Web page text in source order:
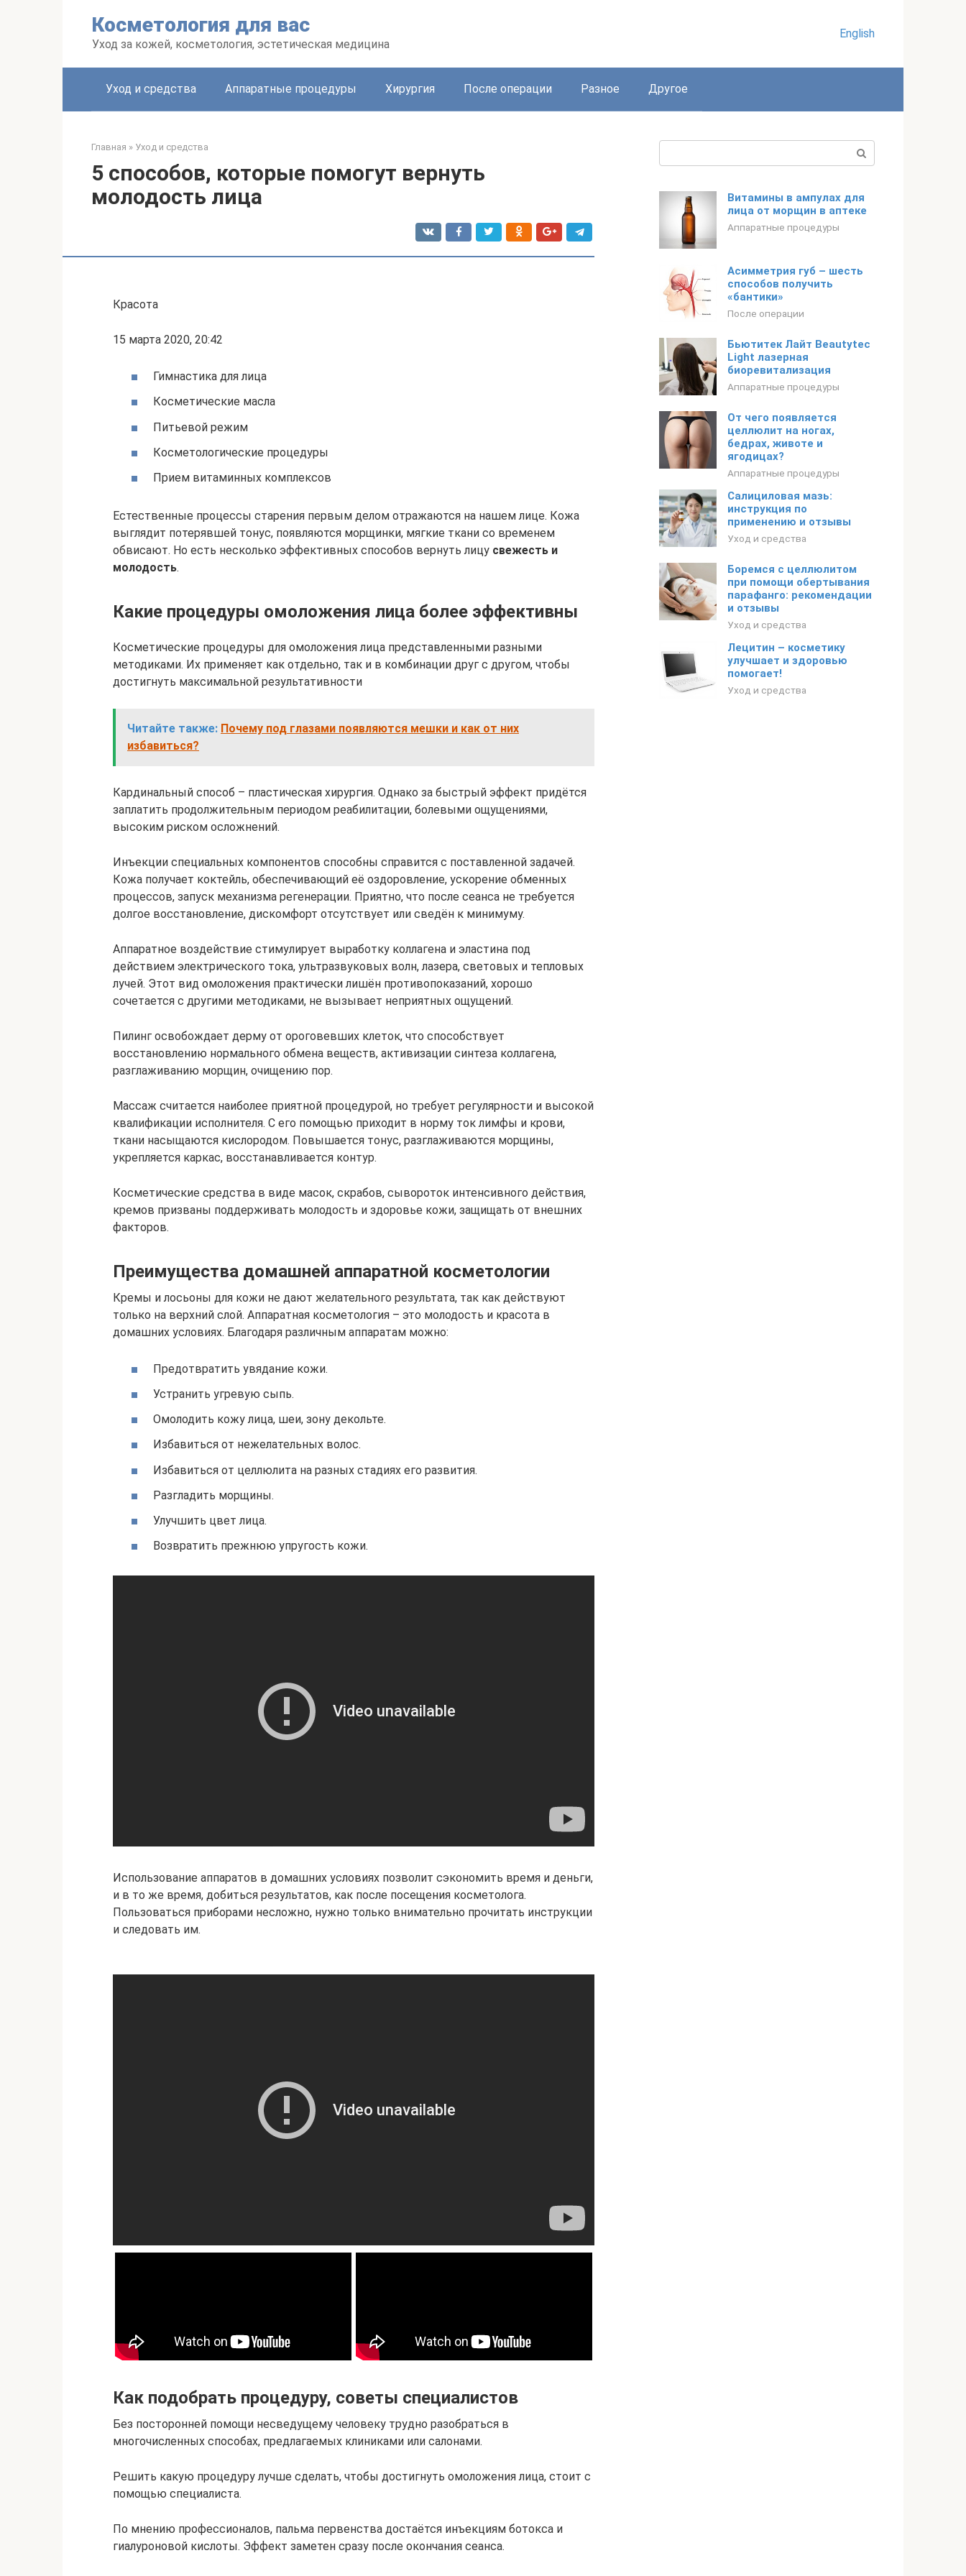
Косметология для вас
Уход за кожей, косметология, эстетическая медицина
English
Уход и средства Аппаратные процедуры Хирургия После операции Разное Другое
Главная » Уход и средства
5 способов, которые помогут вернуть
молодость лица
Красота
15 марта 2020, 20:42
Гимнастика для лица
Косметические масла
Питьевой режим
Косметологические процедуры
Прием витаминных комплексов
Естественные процессы старения первым делом отражаются на нашем лице. Кожа
выглядит потерявшей тонус, появляются морщинки, мягкие ткани со временем
обвисают. Но есть несколько эффективных способов вернуть лицу свежесть и
молодость.
Какие процедуры омоложения лица более эффективны
Косметические процедуры для омоложения лица представленными разными
методиками. Их применяет как отдельно, так и в комбинации друг с другом, чтобы
достигнуть максимальной результативности
Читайте также: Почему под глазами появляются мешки и как от них
избавиться?
Кардинальный способ – пластическая хирургия. Однако за быстрый эффект придётся
заплатить продолжительным периодом реабилитации, болевыми ощущениями,
высоким риском осложнений.
Инъекции специальных компонентов способны справится с поставленной задачей.
Кожа получает коктейль, обеспечивающий её оздоровление, ускорение обменных
процессов, запуск механизма регенерации. Приятно, что после сеанса не требуется
долгое восстановление, дискомфорт отсутствует или сведён к минимуму.
Аппаратное воздействие стимулирует выработку коллагена и эластина под
действием электрического тока, ультразвуковых волн, лазера, световых и тепловых
лучей. Этот вид омоложения практически лишён противопоказаний, хорошо
сочетается с другими методиками, не вызывает неприятных ощущений.
Пилинг освобождает дерму от ороговевших клеток, что способствует
восстановлению нормального обмена веществ, активизации синтеза коллагена,
разглаживанию морщин, очищению пор.
Массаж считается наиболее приятной процедурой, но требует регулярности и высокой
квалификации исполнителя. С его помощью приходит в норму ток лимфы и крови,
ткани насыщаются кислородом. Повышается тонус, разглаживаются морщины,
укрепляется каркас, восстанавливается контур.
Косметические средства в виде масок, скрабов, сывороток интенсивного действия,
кремов призваны поддерживать молодость и здоровье кожи, защищать от внешних
факторов.
Преимущества домашней аппаратной косметологии
Кремы и лосьоны для кожи не дают желательного результата, так как действуют
только на верхний слой. Аппаратная косметология – это молодость и красота в
домашних условиях. Благодаря различным аппаратам можно:
Предотвратить увядание кожи.
Устранить угревую сыпь.
Омолодить кожу лица, шеи, зону декольте.
Избавиться от нежелательных волос.
Избавиться от целлюлита на разных стадиях его развития.
Разгладить морщины.
Улучшить цвет лица.
Возвратить прежнюю упругость кожи.
Использование аппаратов в домашних условиях позволит сэкономить время и деньги,
и в то же время, добиться результатов, как после посещения косметолога.
Пользоваться приборами несложно, нужно только внимательно прочитать инструкции
и следовать им.
Как подобрать процедуру, советы специалистов
Без посторонней помощи несведущему человеку трудно разобраться в
многочисленных способах, предлагаемых клиниками или салонами.
Решить какую процедуру лучше сделать, чтобы достигнуть омоложения лица, стоит с
помощью специалиста.
По мнению профессионалов, пальма первенства достаётся инъекциям ботокса и
гиалуроновой кислоты. Эффект заметен сразу после окончания сеанса.
Витамины в ампулах для
лица от морщин в аптеке
Аппаратные процедуры
Асимметрия губ – шесть
способов получить
«бантики»
После операции
Бьютитек Лайт Beautytec
Light лазерная
биоревитализация
Аппаратные процедуры
От чего появляется
целлюлит на ногах,
бедрах, животе и
ягодицах?
Аппаратные процедуры
Салициловая мазь:
инструкция по
применению и отзывы
Уход и средства
Боремся с целлюлитом
при помощи обертывания
парафанго: рекомендации
и отзывы
Уход и средства
Лецитин – косметику
улучшает и здоровью
помогает!
Уход и средства